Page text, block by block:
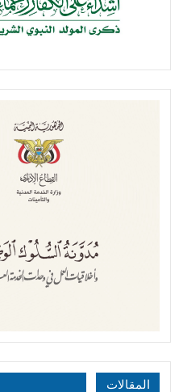
المقالات